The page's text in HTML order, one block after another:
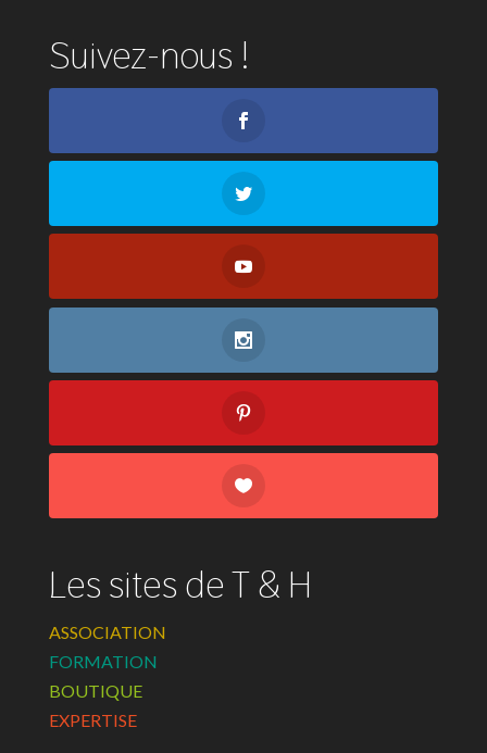
Suivez-nous !
Les sites de T & H
ASSOCIATION
FORMATION
BOUTIQUE
EXPERTISE